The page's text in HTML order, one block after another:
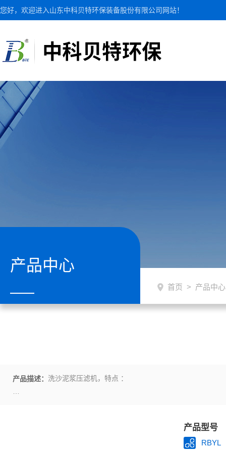
您好，欢迎进入山东中科贝特环保装备股份有限公司网站！
产品中心
首页 > 产品中心
产品描述： 洗沙泥浆压滤机，特点 ：
产品型号
RBYL